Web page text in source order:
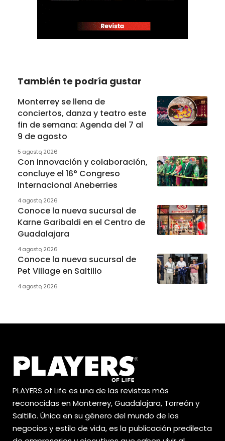
También te podría gustar
Monterrey se llena de
conciertos, danza y teatro este
fin de semana: Agenda del 7 al
9 de agosto
5 agosto, 2026
Con innovación y colaboración,
concluye el 16° Congreso
Internacional Aneberries
4 agosto, 2026
Conoce la nueva sucursal de
Karne Garibaldi en el Centro de
Guadalajara
4 agosto, 2026
Conoce la nueva sucursal de
Pet Village en Saltillo
4 agosto, 2026
PLAYERS of Life es una de las revistas más
reconocidas en Monterrey, Guadalajara, Torreón y
Saltillo. Única en su género del mundo de los
negocios y estilo de vida, es la publicación predilecta